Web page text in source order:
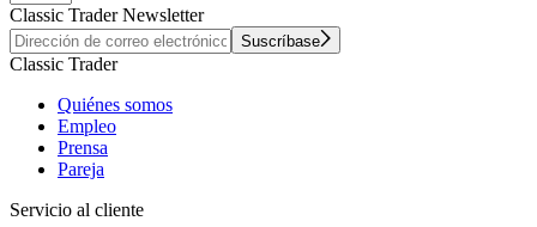
Classic Trader Newsletter
Suscríbase
Classic Trader
Quiénes somos
Empleo
Prensa
Pareja
Servicio al cliente